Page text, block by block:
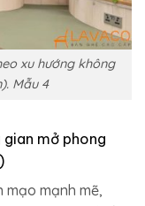
xu hướng không
Mẫu 4
mở phong
mạo mạnh mẽ,